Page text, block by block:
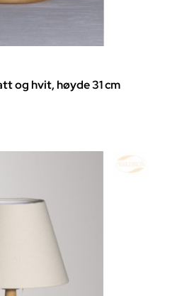
og hvit, høyde 31 cm